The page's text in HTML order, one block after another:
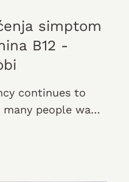
simptom
B12 -
continues to
people want
and…